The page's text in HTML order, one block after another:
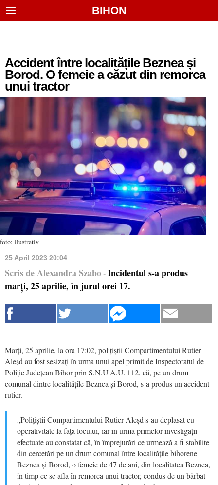
BIHON
Accident între localitățile Beznea și
Borod. O femeie a căzut din remorca
unui tractor
foto: ilustrativ
25 April 2023 20:04
Scris de Alexandra Szabo - Incidentul s-a produs
marți, 25 aprilie, în jurul orei 17.
Marți, 25 aprilie, la ora 17:02, polițiștii Compartimentului Rutier
Aleșd au fost sesizați în urma unui apel primit de Inspectoratul de
Poliție Județean Bihor prin S.N.U.A.U. 112, că, pe un drum
comunal dintre localitățile Beznea și Borod, s-a produs un accident
rutier.
„Polițiștii Compartimentului Rutier Aleșd s-au deplasat cu
operativitate la fața locului, iar în urma primelor investigații
efectuate au constatat că, în împrejurări ce urmează a fi stabilite
din cercetări pe un drum comunal între localitățile bihorene
Beznea și Borod, o femeie de 47 de ani, din localitatea Beznea,
în timp ce se afla în remorca unui tractor, condus de un bărbat